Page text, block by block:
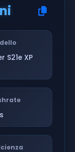
S21e XP